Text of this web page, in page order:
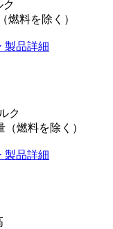
ク
燃料を除く）
製品詳細
ク
（燃料を除く）
製品詳細